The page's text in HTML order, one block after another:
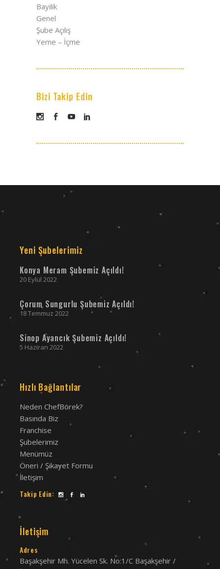
Bayilik
Genel
Şube Açılış
Yeme – İçme
Bizi Takip Edin
Yeni Şubelerimiz
Konya Meram Şubemiz Açıldı!
20 Eylül 2022
Çorum Sungurlu Şubemiz Açıldı!
18 Temmuz 2022
Sinop Ayancık Şubemiz Açıldı!
5 Haziran 2022
Hızlı Bağlantılar
Neden ChefBörek?
Basında Biz
Franchise
Şubelerimiz
Menümüz
Öneri / Şikayet Formu
İletişim
Takip Edin:
İletişim
Adres
Başakşehir Mh. Yücelen Sk. No:1/C Başakşehir /